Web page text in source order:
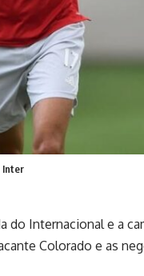
Inter
do Internacional e a
Colorado e as